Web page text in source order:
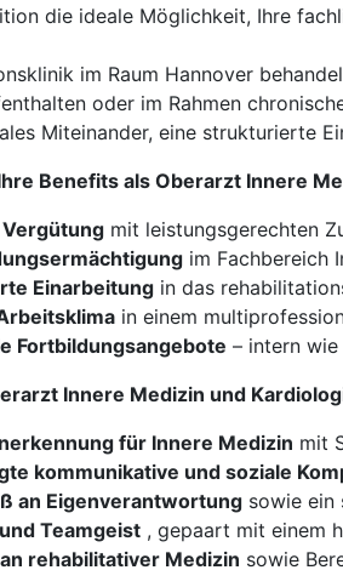
die ideale Möglichkeit, Ihre
im Raum Hannover
oder im Rahmen
Miteinander, eine strukturierte
Benefits als Oberarzt Innere
mit leistungsgerechten
im Fachbereich
Einarbeitung in das
in einem
Fortbildungsangebote – intern
Innere Medizin und
für Innere Medizin mit
kommunikative und soziale
an Eigenverantwortung sowie
Teamgeist , gepaart mit einem
rehabilitativer Medizin sowie